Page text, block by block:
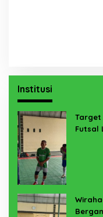
Institusi
Target
Futsal